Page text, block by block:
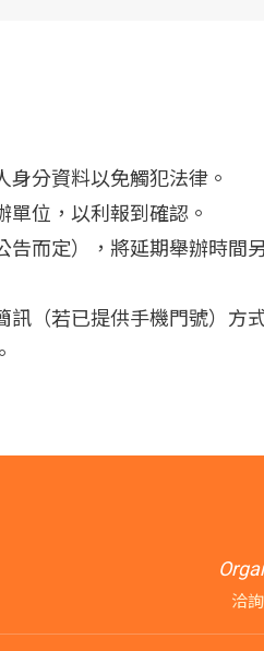
分資料以免觸犯法律。
位，以利報到確認。
而定），將延期舉辦時間
（若已提供手機門號）方
洽